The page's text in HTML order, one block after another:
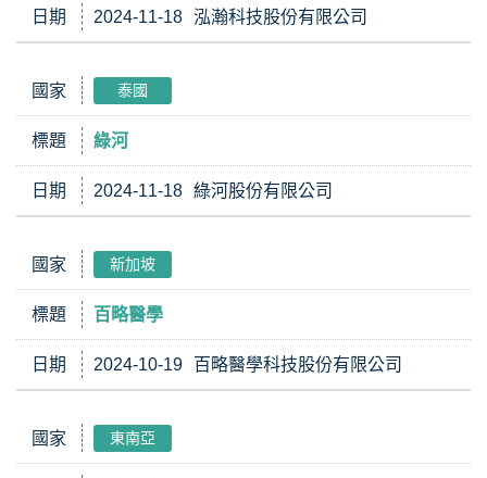
日期 2024-11-18 泓瀚科技股份有限公司
國家 泰國
標題 綠河
日期 2024-11-18 綠河股份有限公司
國家 新加坡
標題 百略醫學
日期 2024-10-19 百略醫學科技股份有限公司
國家 東南亞